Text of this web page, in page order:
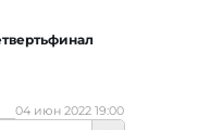
04 июн 2022 19:00